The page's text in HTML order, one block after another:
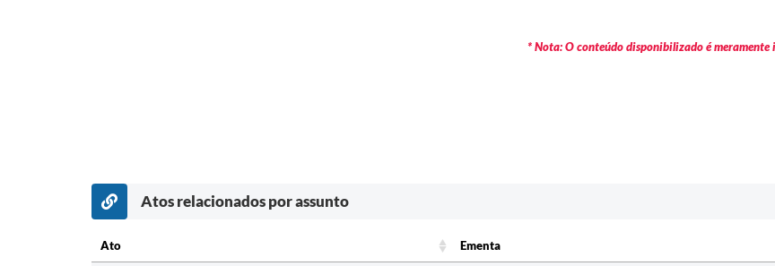
* Nota: O conteúdo disponibilizado é
Atos relacionados por assunto
Ato Ementa